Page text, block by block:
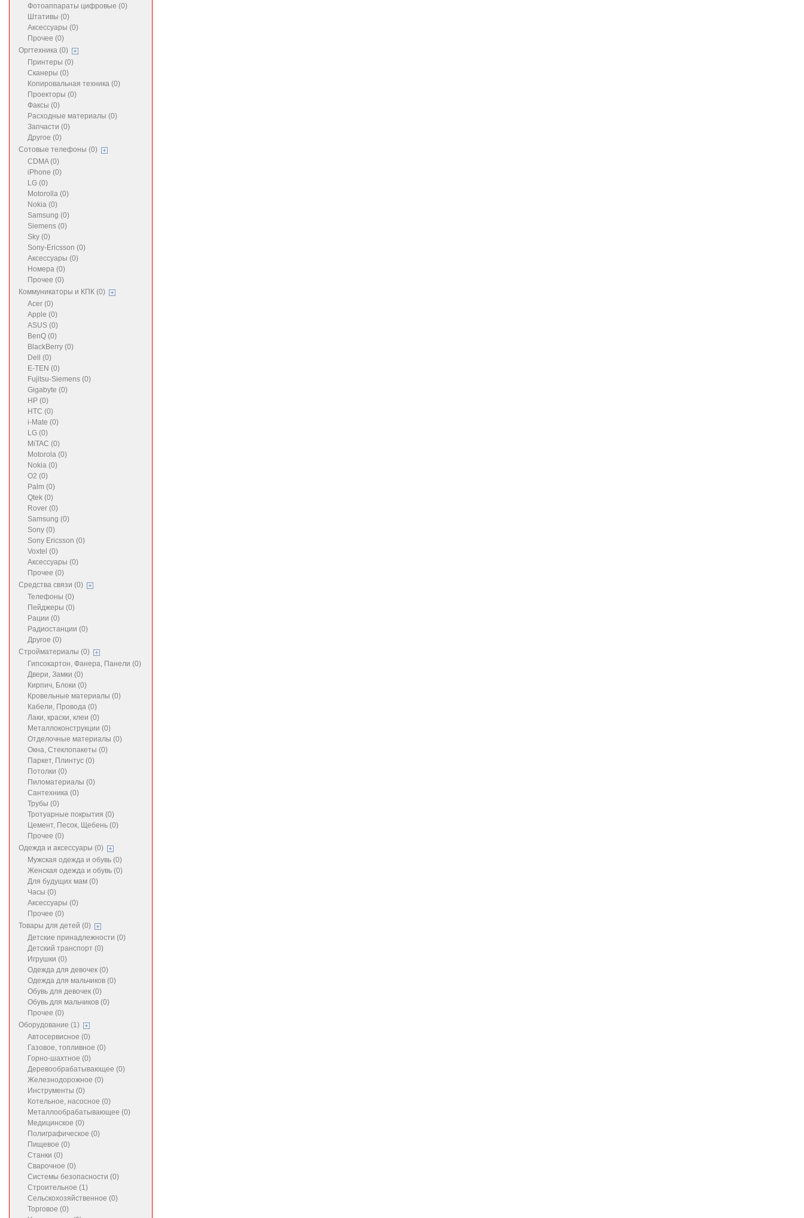
Фотоаппараты цифровые (0)
Штативы (0)
Аксессуары (0)
Прочее (0)
Оргтехника (0)
Принтеры (0)
Сканеры (0)
Копировальная техника (0)
Проекторы (0)
Факсы (0)
Расходные материалы (0)
Запчасти (0)
Другое (0)
Сотовые телефоны (0)
CDMA (0)
iPhone (0)
LG (0)
Motorolla (0)
Nokia (0)
Samsung (0)
Siemens (0)
Sky (0)
Sony-Ericsson (0)
Аксессуары (0)
Номера (0)
Прочее (0)
Коммуникаторы и КПК (0)
Acer (0)
Apple (0)
ASUS (0)
BenQ (0)
BlackBerry (0)
Dell (0)
E-TEN (0)
Fujitsu-Siemens (0)
Gigabyte (0)
HP (0)
HTC (0)
i-Mate (0)
LG (0)
MiTAC (0)
Motorola (0)
Nokia (0)
O2 (0)
Palm (0)
Qtek (0)
Rover (0)
Samsung (0)
Sony (0)
Sony Ericsson (0)
Voxtel (0)
Аксессуары (0)
Прочее (0)
Средства связи (0)
Телефоны (0)
Пейджеры (0)
Рации (0)
Радиостанции (0)
Другое (0)
Стройматериалы (0)
Гипсокартон, Фанера, Панели (0)
Двери, Замки (0)
Кирпич, Блоки (0)
Кровельные материалы (0)
Кабели, Провода (0)
Лаки, краски, клеи (0)
Металлоконструкции (0)
Отделочные материалы (0)
Окна, Стеклопакеты (0)
Паркет, Плинтус (0)
Потолки (0)
Пиломатериалы (0)
Сантехника (0)
Трубы (0)
Тротуарные покрытия (0)
Цемент, Песок, Щебень (0)
Прочее (0)
Одежда и аксессуары (0)
Мужская одежда и обувь (0)
Женская одежда и обувь (0)
Для будущих мам (0)
Часы (0)
Аксессуары (0)
Прочее (0)
Товары для детей (0)
Детские принадлежности (0)
Детский транспорт (0)
Игрушки (0)
Одежда для девочек (0)
Одежда для мальчиков (0)
Обувь для девочек (0)
Обувь для мальчиков (0)
Прочее (0)
Оборудование (1)
Автосервисное (0)
Газовое, топливное (0)
Горно-шахтное (0)
Деревообрабатывающее (0)
Железнодорожное (0)
Инструменты (0)
Котельное, насосное (0)
Металлообрабатывающее (0)
Медицинское (0)
Полиграфическое (0)
Пищевое (0)
Станки (0)
Сварочное (0)
Системы безопасности (0)
Строительное (1)
Сельскохозяйственное (0)
Торговое (0)